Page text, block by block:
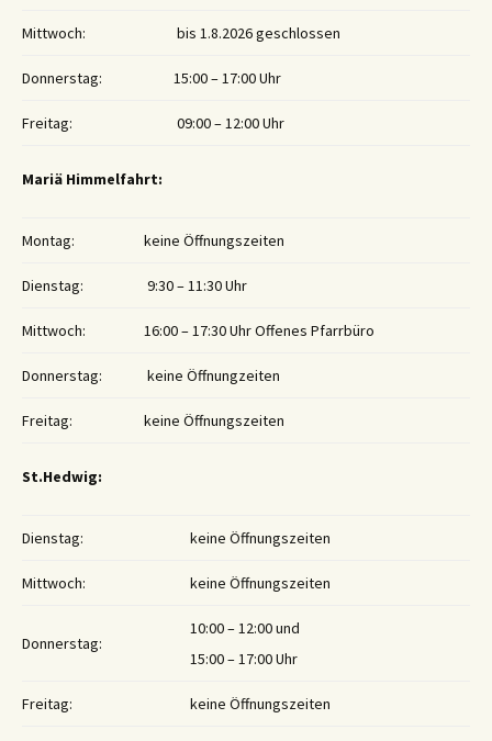
Mittwoch: bis 1.8.2026 geschlossen
Donnerstag: 15:00 – 17:00 Uhr
Freitag: 09:00 – 12:00 Uhr
Mariä Himmelfahrt:
Montag: keine Öffnungszeiten
Dienstag: 9:30 – 11:30 Uhr
Mittwoch: 16:00 – 17:30 Uhr Offenes Pfarrbüro
Donnerstag: keine Öffnungzeiten
Freitag: keine Öffnungszeiten
St.Hedwig:
Dienstag: keine Öffnungszeiten
Mittwoch: keine Öffnungszeiten
Donnerstag:
10:00 – 12:00 und
15:00 – 17:00 Uhr
Freitag: keine Öffnungszeiten